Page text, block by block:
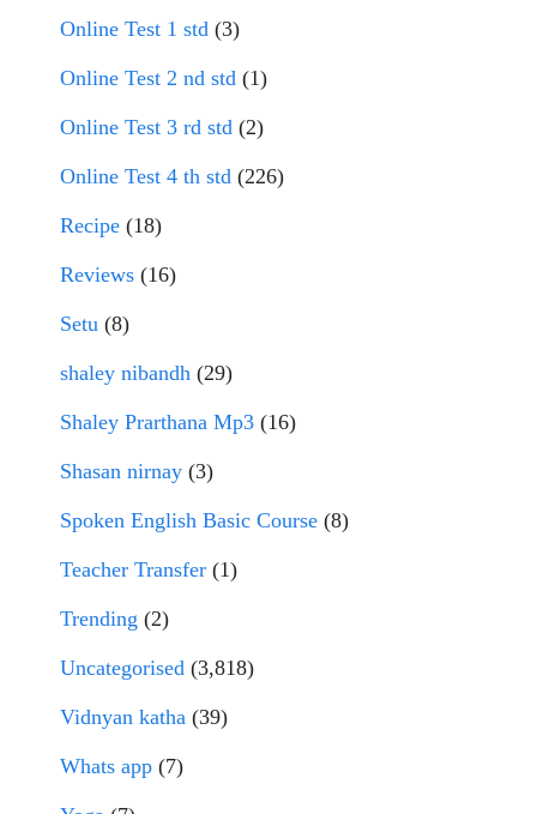
Online Test 1 std (3)
Online Test 2 nd std (1)
Online Test 3 rd std (2)
Online Test 4 th std (226)
Recipe (18)
Reviews (16)
Setu (8)
shaley nibandh (29)
Shaley Prarthana Mp3 (16)
Shasan nirnay (3)
Spoken English Basic Course (8)
Teacher Transfer (1)
Trending (2)
Uncategorised (3,818)
Vidnyan katha (39)
Whats app (7)